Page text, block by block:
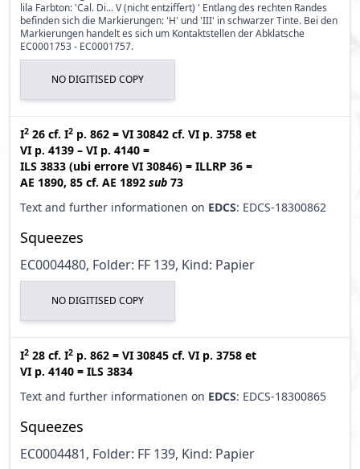
lila Farbton: 'Cal. Di... V (nicht entziffert) ' Entlang des rechten Randes
befinden sich die Markierungen: 'H' und 'III' in schwarzer Tinte. Bei den
Markierungen handelt es sich um Kontaktstellen der Abklatsche
EC0001753 - EC0001757.
NO DIGITISED COPY
I2 26 cf. I2 p. 862 = VI 30842 cf. VI p. 3758 et
VI p. 4139 – VI p. 4140 =
ILS 3833 (ubi errore VI 30846) = ILLRP 36 =
AE 1890, 85 cf. AE 1892 sub 73
Text and further informationen on EDCS: EDCS-18300862
Squeezes
EC0004480, Folder: FF 139, Kind: Papier
NO DIGITISED COPY
I2 28 cf. I2 p. 862 = VI 30845 cf. VI p. 3758 et
VI p. 4140 = ILS 3834
Text and further informationen on EDCS: EDCS-18300865
Squeezes
EC0004481, Folder: FF 139, Kind: Papier